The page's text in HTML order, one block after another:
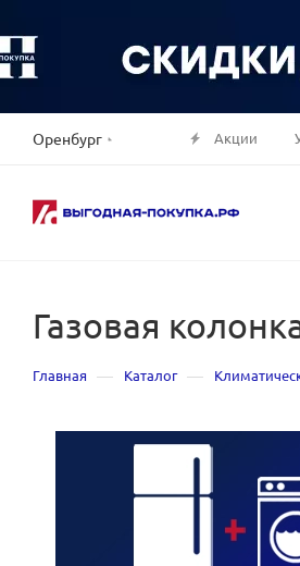
Оренбург Акции
Газовая
Главная — Каталог —